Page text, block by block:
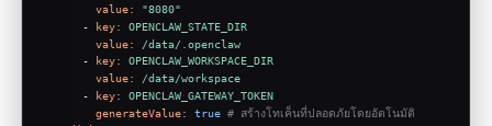
value:
"8080"
-
key:
OPENCLAW_STATE_DIR
value:
/data/.openclaw
-
key:
OPENCLAW_WORKSPACE_DIR
value:
/data/workspace
-
key:
OPENCLAW_GATEWAY_TOKEN
generateValue:
true # สร้างโทเค็นที่ปลอดภัยโดยอัตโนมัติ